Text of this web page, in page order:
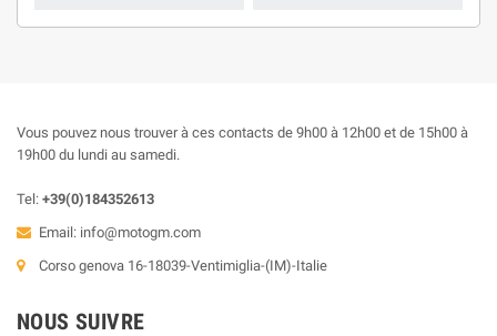
Vous pouvez nous trouver à ces contacts de 9h00 à 12h00 et de 15h00 à
19h00 du lundi au samedi.
Tel: +39(0)184352613
Email: info@motogm.com
Corso genova 16-18039-Ventimiglia-(IM)-Italie
NOUS SUIVRE